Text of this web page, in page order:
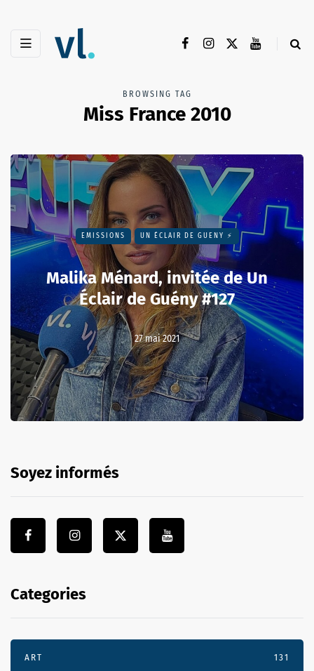
BROWSING TAG
Miss France 2010
EMISSIONS UN ÉCLAIR DE GUENY ⚡️
Malika Ménard, invitée de Un
Éclair de Guény #127
27 mai 2021
Soyez informés
Categories
ART 131